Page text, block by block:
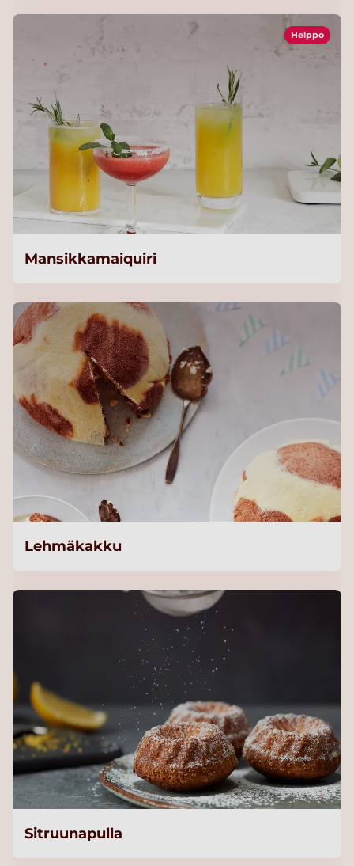
Helppo
Mansikkamaiquiri
Lehmäkakku
Sitruunapulla